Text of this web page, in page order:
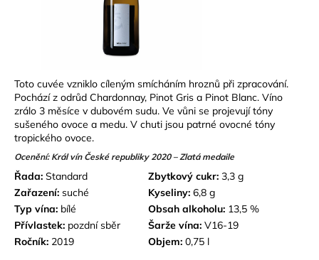
Toto cuvée vzniklo cíleným smícháním hroznů při zpracování.
Pochází z odrůd Chardonnay, Pinot Gris a Pinot Blanc. Víno
zrálo 3 měsíce v dubovém sudu. Ve vůni se projevují tóny
sušeného ovoce a medu. V chuti jsou patrné ovocné tóny
tropického ovoce.
Ocenění: Král vín České republiky 2020 – Zlatá medaile
Řada: Standard Zbytkový cukr: 3,3 g
Zařazení: suché Kyseliny: 6,8 g
Typ vína: bílé Obsah alkoholu: 13,5 %
Přívlastek: pozdní sběr Šarže vína: V16-19
Ročník: 2019 Objem: 0,75 l